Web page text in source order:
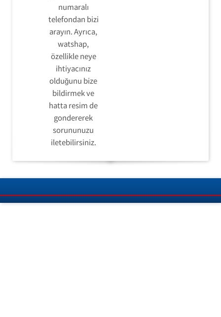
numaralı
telefondan bizi
arayın. Ayrıca,
watshap,
özellikle neye
ihtiyacınız
olduğunu bize
bildirmek ve
hatta resim de
gondererek
sorununuzu
iletebilirsiniz.